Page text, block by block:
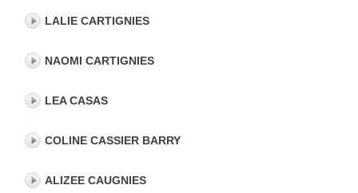
LALIE CARTIGNIES
NAOMI CARTIGNIES
LEA CASAS
COLINE CASSIER BARRY
ALIZEE CAUGNIES